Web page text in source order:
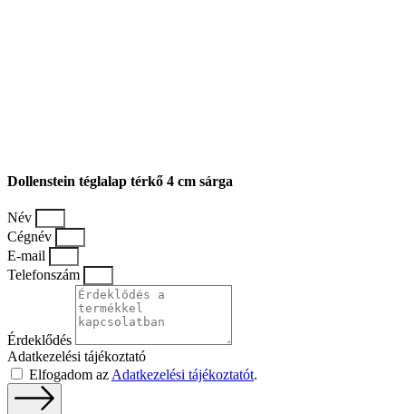
Dollenstein téglalap térkő 4 cm sárga
Név
Cégnév
E-mail
Telefonszám
Érdeklődés
Adatkezelési tájékoztató
Elfogadom az Adatkezelési tájékoztatót.